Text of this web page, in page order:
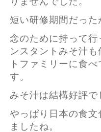
短い研修期間だった
念のために持って行
ンスタントみそ汁
トファミリーに食
す。
みそ汁は結構好評で
やっぱり日本の食
ましたね。